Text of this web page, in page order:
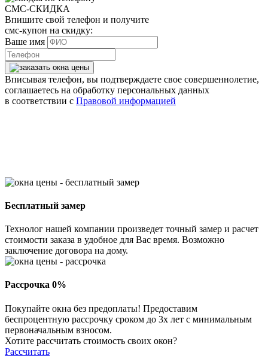
СМС-СКИДКА
Впишите свой телефон и получите
смс-купон на скидку:
Ваше имя
Вписывая телефон, вы подтверждаете свое совершеннолетие,
соглашаетесь на обработку персональных данных
в соответствии с Правовой информацией
Бесплатный замер
Технолог нашей компании произведет точный замер и расчет
стоимости заказа в удобное для Вас время. Возможно
заключение договора на дому.
Рассрочка 0%
Покупайте окна без предоплаты! Предоставим
беспроцентную рассрочку сроком до 3х лет с минимальным
первоначальным взносом.
Хотите рассчитать стоимость своих окон?
Рассчитать